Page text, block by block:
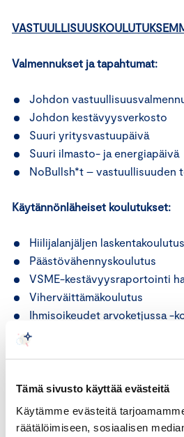
Tämä sivusto käyttää evästeitä
Käytämme evästeitä
räätälöimiseen, sosiaalisen
Valmennukset ja tapahtumat:
Johdon
Johdon kestävyysverkosto
Suuri yritysvastuupäivä
Suuri ilmasto- ja energiapäivä
NoBullsh*t – vastuullisuuden
Käytännönläheiset koulutukset:
Hiilijalanjäljen
Päästövähennyskoulutus
VSME-kestävyysraportointi
Viherväittämäkoulutus
Ihmisoikeudet arvoketjussa -
Luontopääomakoulutus
Ilmasto-ohjelma ja
Hiilijalanjälki laskettu -merkki